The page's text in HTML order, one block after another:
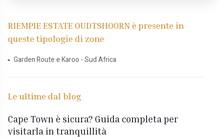
RIEMPIE ESTATE OUDTSHOORN è presente in
queste tipologie di zone
Garden Route e Karoo - Sud Africa
Le ultime dal blog
Cape Town è sicura? Guida completa per
visitarla in tranquillità